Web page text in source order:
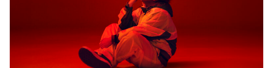
本日はダイアンなり！シーズン２
朝だ！生です旅サラダ
教えて！ニュースライブ 正義のミカタ